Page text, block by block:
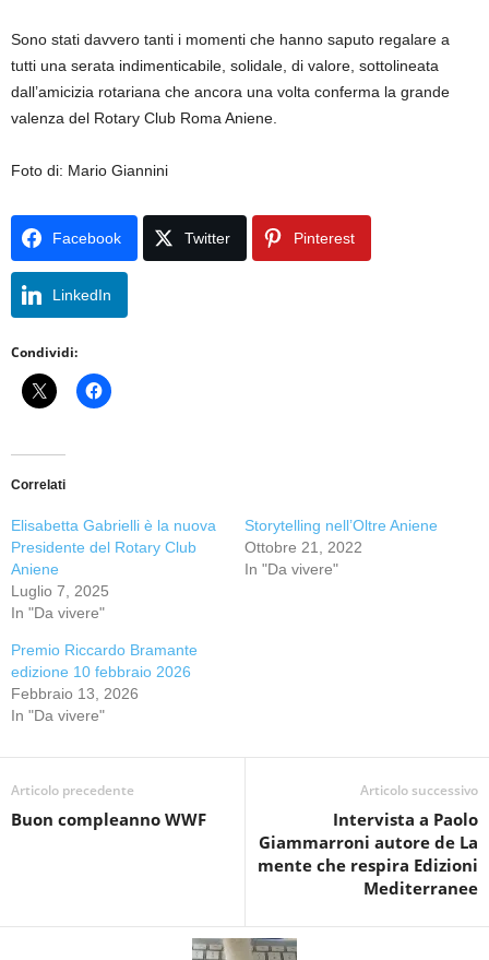
Sono stati davvero tanti i momenti che hanno saputo regalare a
tutti una serata indimenticabile, solidale, di valore, sottolineata
dall’amicizia rotariana che ancora una volta conferma la grande
valenza del Rotary Club Roma Aniene.
Foto di: Mario Giannini
Facebook Twitter Pinterest
LinkedIn
Condividi:
Correlati
Elisabetta Gabrielli è la nuova
Presidente del Rotary Club
Aniene
Luglio 7, 2025
In "Da vivere"
Storytelling nell’Oltre Aniene
Ottobre 21, 2022
In "Da vivere"
Premio Riccardo Bramante
edizione 10 febbraio 2026
Febbraio 13, 2026
In "Da vivere"
Articolo precedente
Buon compleanno WWF
Articolo successivo
Intervista a Paolo
Giammarroni autore de La
mente che respira Edizioni
Mediterranee